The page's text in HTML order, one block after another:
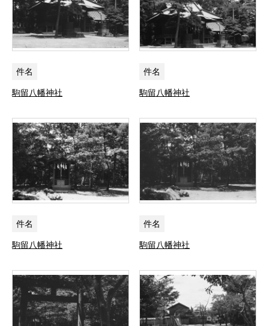
件名
駒留八幡神社
件名
駒留八幡神社
件名
駒留八幡神社
件名
駒留八幡神社